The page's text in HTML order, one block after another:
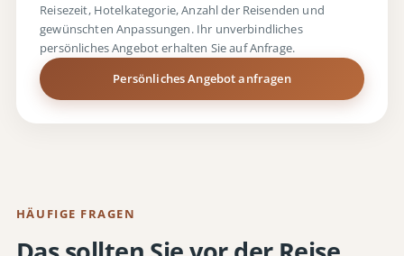
Reisezeit, Hotelkategorie, Anzahl der Reisenden und
gewünschten Anpassungen. Ihr unverbindliches
persönliches Angebot erhalten Sie auf Anfrage.
Persönliches Angebot anfragen
HÄUFIGE FRAGEN